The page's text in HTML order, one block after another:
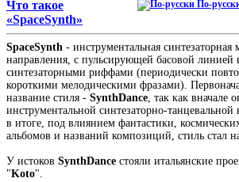
По-
Что такое
«SpaceSynth»
SpaceSynth - инструментальная синтезаторная
направления, с пульсирующей басовой линией
синтезаторными риффами (периодически
короткими мелодическими фразами).
название стиля - SynthDance , так как вначале
инструментальной синтезаторно-танцевальной
в итоге, под влиянием фантастики,
альбомов и названий композиций, стиль стал
У истоков SynthDance стояли итальянские
"Koto".